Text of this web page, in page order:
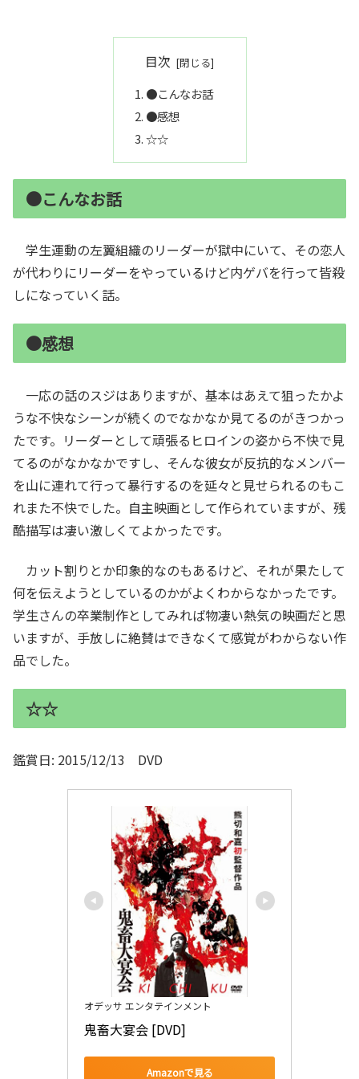
目次
●こんなお話
●感想
☆☆
●こんなお話
学生運動の左翼組織のリーダーが獄中にいて、その恋人
が代わりにリーダーをやっているけど内ゲバを行って皆殺
しになっていく話。
●感想
一応の話のスジはありますが、基本はあえて狙ったかよ
うな不快なシーンが続くのでなかなか見てるのがきつかっ
たです。リーダーとして頑張るヒロインの姿から不快で見
てるのがなかなかですし、そんな彼女が反抗的なメンバー
を山に連れて行って暴行するのを延々と見せられるのもこ
れまた不快でした。自主映画として作られていますが、残
酷描写は凄い激しくてよかったです。
カット割りとか印象的なのもあるけど、それが果たして
何を伝えようとしているのかがよくわからなかったです。
学生さんの卒業制作としてみれば物凄い熱気の映画だと思
いますが、手放しに絶賛はできなくて感覚がわからない作
品でした。
☆☆
鑑賞日: 2015/12/13 DVD
オデッサ エンタテインメント
鬼畜大宴会 [DVD]
Amazonで見る